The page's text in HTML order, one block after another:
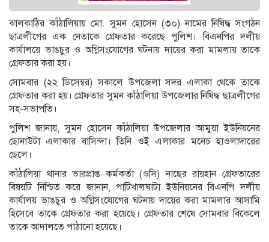
ঝালকাঠির কাঁঠালিয়ায় মো. সুমন হোসেন (৩০) নামের নিষিদ্ধ সংগঠন
ছাত্রলীগের এক নেতাকে গ্রেফতার করেছে পুলিশ। বিএনপির দলীয়
কার্যালয়ে ভাঙচুর ও অগ্নিসংযোগের ঘটনায় দায়ের করা মামলায় তাকে
গ্রেফতার করা হয়।
সোমবার (২২ ডিসেম্বর) সকালে উপজেলা সদর এলাকা থেকে তাকে
গ্রেফতার করা হয়। গ্রেফতার সুমন কাঁঠালিয়া উপজেলার নিষিদ্ধ ছাত্রলীগের
সহ-সভাপতি।
পুলিশ জানায়, সুমন হোসেন কাঁঠালিয়া উপজেলার আমুয়া ইউনিয়নের
ছোনাউটা এলাকার বাসিন্দা। তিনি ওই এলাকার মনেচ হাওলাদারের
ছেলে।
কাঁঠালিয়া থানার ভারপ্রাপ্ত কর্মকর্তা (ওসি) নাছের রায়হান গ্রেফতারের
বিষয়টি নিশ্চিত করে জানান, পাটিখালঘাটা ইউনিয়নের বিএনপি দলীয়
কার্যালয় ভাঙচুর ও অগ্নিসংযোগের ঘটনায় দায়ের করা মামলার আসামি
হিসেবে তাকে গ্রেফতার করা হয়েছে। গ্রেফতার শেষে সোমবার বিকেলে
তাকে আদালতে পাঠানো হয়েছে।